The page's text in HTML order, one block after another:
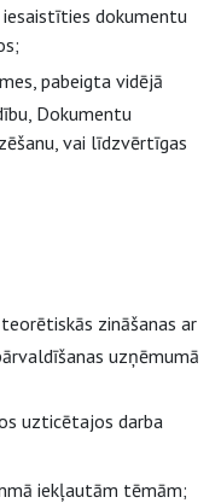
iesaistīties dokumentu
pabeigta vidējā
Dokumentu
vai līdzvērtīgas
zināšanas ar
uzņēmumā
uzticētajos darba
iekļautām tēmām;